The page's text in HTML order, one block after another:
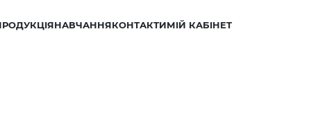
НАВЧАННЯКОНТАКТИМІЙ КАБІНЕТ